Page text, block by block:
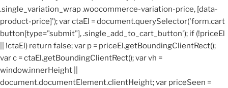
.single_variation_wrap .woocommerce-variation-price, [data-
product-price]'); var ctaEl = document.querySelector('form.cart
button[type="submit"], .single_add_to_cart_button'); if (!priceEl
|| !ctaEl) return false; var p = priceEl.getBoundingClientRect();
var c = ctaEl.getBoundingClientRect(); var vh =
window.innerHeight ||
document.documentElement.clientHeight; var priceSeen =